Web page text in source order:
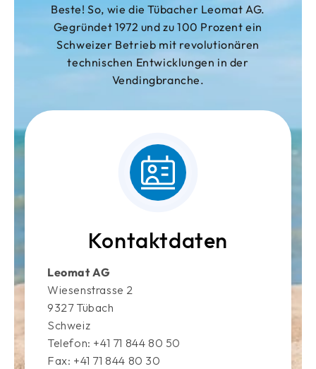
Beste! So, wie die Tübacher Leomat AG.
Gegründet 1972 und zu 100 Prozent ein
Schweizer Betrieb mit revolutionären
technischen Entwicklungen in der
Vendingbranche.
Kontaktdaten
Leomat AG
Wiesenstrasse 2
9327 Tübach
Schweiz
Telefon: +41 71 844 80 50
Fax: +41 71 844 80 30